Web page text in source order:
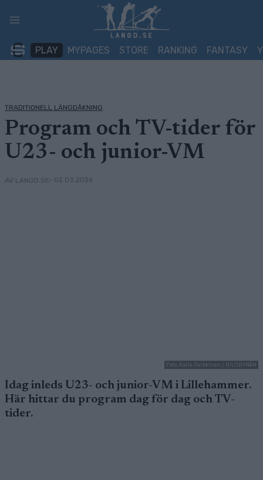
PLAY MYPAGES STORE RANKING FANTASY
TRADITIONELL LÄNGDÅKNING
Program och TV-tider för
U23- och junior-VM
AV LANGD.SE• 02.03.2026
Foto: Kalle Parkkinen / BILDBYRÅN
Idag inleds U23- och junior-VM i Lillehammer.
Här hittar du program dag för dag och TV-
tider.